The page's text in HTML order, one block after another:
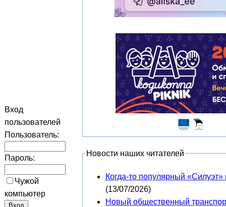
Вход
пользователей
Пользователь:
Пароль:
Чужой
компьютер
Новости наших читателей
Когда-то популярный «Силуэт»
(13/07/2026)
Новый общественный